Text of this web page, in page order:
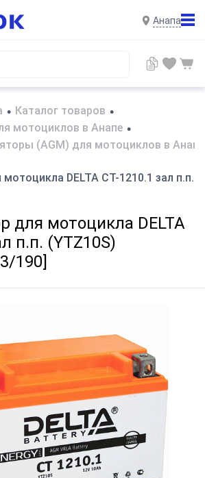
Анапа
• Каталог товаров •
мотоциклов в Анапе •
(AGM) для мотоциклов в Анапе
DELTA СТ-1210.1 зал п.п.
для мотоцикла DELTA
п.п. (YTZ10S)
190]